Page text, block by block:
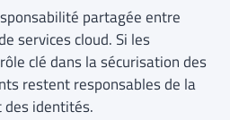
partagée entre
services cloud. Si les
clé dans la sécurisation des
restent responsables de la
des identités.